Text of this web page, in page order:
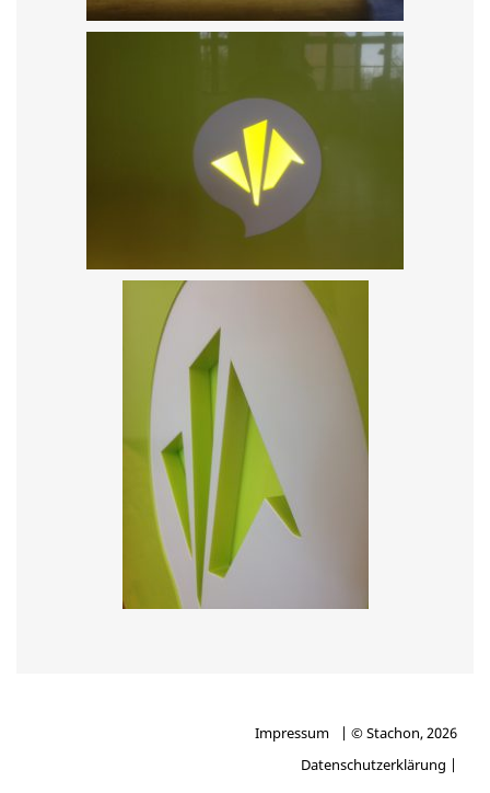
| © Stachon, 2026
Impressum
Datenschutzerklärung |